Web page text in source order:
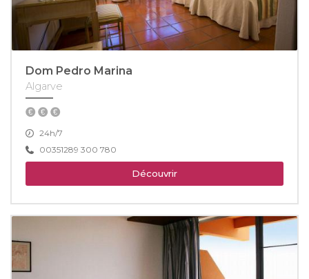
Dom Pedro Marina
Algarve
24h/7
00351289 300 780
Découvrir